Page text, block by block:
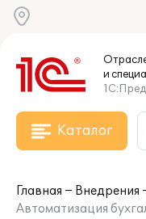
и
Каталог
Главная
Внедрения
Автоматизация